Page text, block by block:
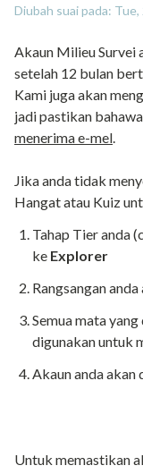
Diubah suai pada:
Akaun Milieu Survei
setelah 12 bulan
Kami juga akan
jadi pastikan bahawa
menerima e-mel.
Jika anda tidak
Hangat atau Kuiz
Tahap Tier anda
ke Explorer
Rangsangan
Semua mata
digunakan untuk
Akaun anda
Untuk memastikan